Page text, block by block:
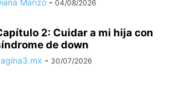
04/08/2026
2: Cuidar a mi hija con
de down
- 30/07/2026